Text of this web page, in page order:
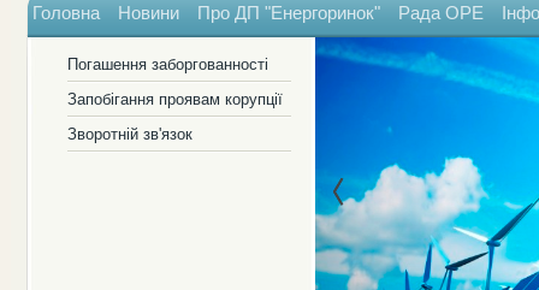
Головна Новини Про ДП "Енергоринок" Рада ОРЕ
Погашення заборгованності
Запобігання проявам корупції
Зворотній зв'язок